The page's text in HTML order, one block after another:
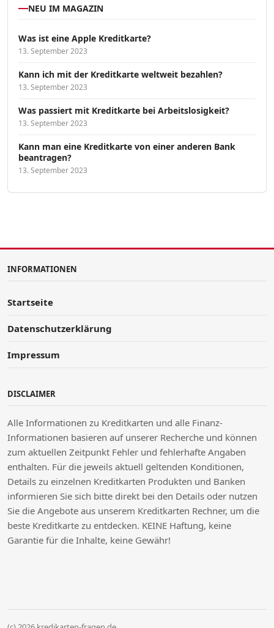
NEU IM MAGAZIN
Was ist eine Apple Kreditkarte?
13. September 2023
Kann ich mit der Kreditkarte weltweit bezahlen?
13. September 2023
Was passiert mit Kreditkarte bei Arbeitslosigkeit?
13. September 2023
Kann man eine Kreditkarte von einer anderen Bank
beantragen?
13. September 2023
INFORMATIONEN
Startseite
Datenschutzerklärung
Impressum
DISCLAIMER
Alle Informationen zu Kreditkarten und alle Finanz-
Informationen basieren auf unserer Recherche und können
zum aktuellen Zeitpunkt Fehler und fehlerhafte Angaben
enthalten. Für die jeweils aktuell geltenden Konditionen,
Details zu einzelnen Kreditkarten Produkten und Banken
informieren Sie sich bitte direkt bei den Details oder nutzen
Sie die Angebote aus unserem Kreditkarten Rechner, um die
beste Kreditkarte zu entdecken. KEINE Haftung, keine
Garantie für die Inhalte, keine Gewähr!